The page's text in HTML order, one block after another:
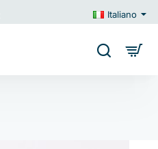
Italiano